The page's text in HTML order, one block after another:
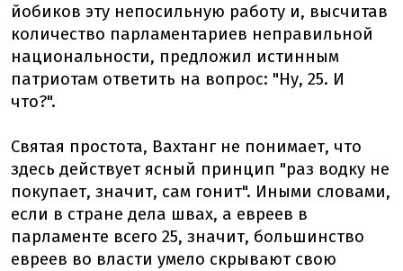
йобиков эту непосильную работу и, высчитав
количество парламентариев неправильной
национальности, предложил истинным
патриотам ответить на вопрос: "Ну, 25. И
что?".
Святая простота, Вахтанг не понимает, что
здесь действует ясный принцип "раз водку не
покупает, значит, сам гонит". Иными словами,
если в стране дела швах, а евреев в
парламенте всего 25, значит, большинство
евреев во власти умело скрывают свою